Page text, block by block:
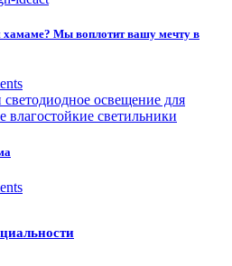
хамаме? Мы воплотит вашу мечту в